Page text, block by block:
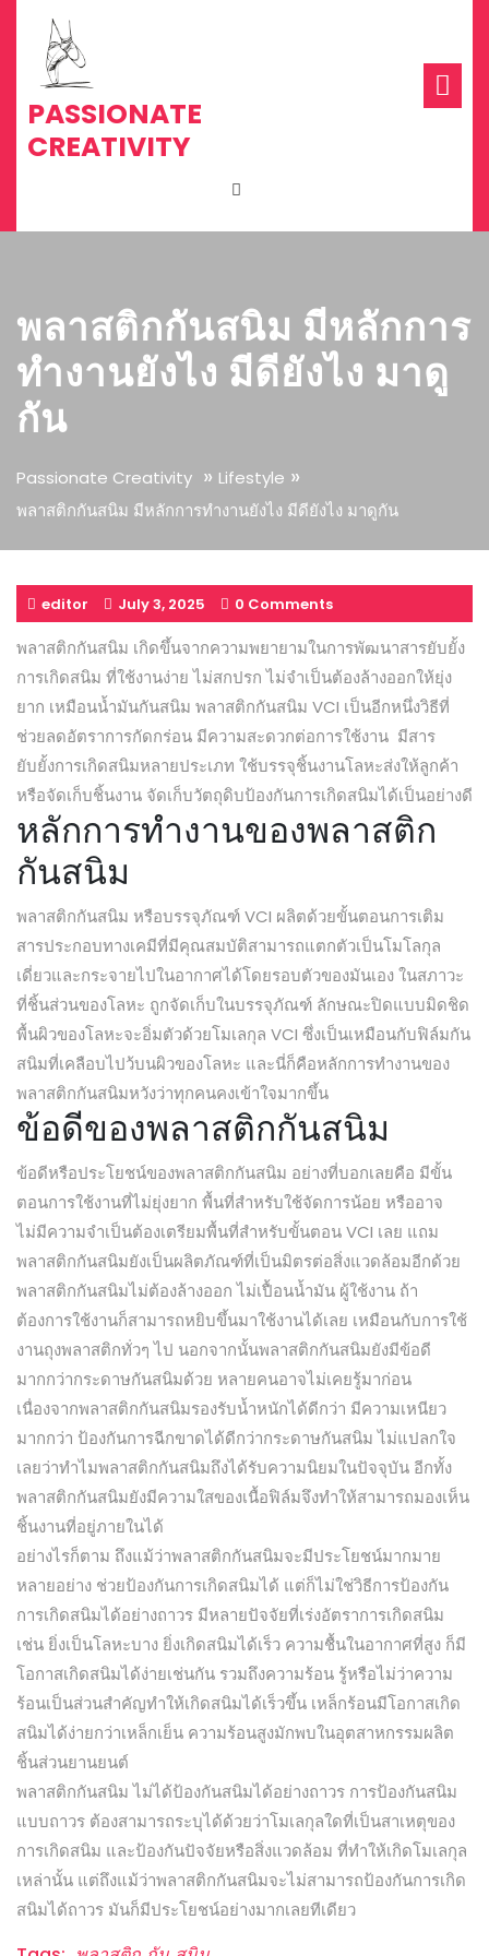
content
PASSIONATE
CREATIVITY
พลาสติกกันสนิม มีหลักการ
ทำงานยังไง มีดียังไง มาดู
กัน
Passionate Creativity » Lifestyle »
พลาสติกกันสนิม มีหลักการทำงานยังไง มีดียังไง มาดูกัน
editor July 3, 2025 0 Comments
พลาสติกกันสนิม เกิดขึ้นจากความพยายามในการพัฒนาสารยับยั้ง
การเกิดสนิม ที่ใช้งานง่าย ไม่สกปรก ไม่จำเป็นต้องล้างออกให้ยุ่ง
ยาก เหมือนน้ำมันกันสนิม พลาสติกกันสนิม VCI เป็นอีกหนึ่งวิธีที่
ช่วยลดอัตราการกัดกร่อน มีความสะดวกต่อการใช้งาน มีสาร
ยับยั้งการเกิดสนิมหลายประเภท ใช้บรรจุชิ้นงานโลหะส่งให้ลูกค้า
หรือจัดเก็บชิ้นงาน จัดเก็บวัตถุดิบป้องกันการเกิดสนิมได้เป็นอย่างดี
หลักการทำงานของพลาสติก
กันสนิม
พลาสติกกันสนิม หรือบรรจุภัณฑ์ VCI ผลิตด้วยขั้นตอนการเติม
สารประกอบทางเคมีที่มีคุณสมบัติสามารถแตกตัวเป็นโมโลกุล
เดี่ยวและกระจายไปในอากาศได้โดยรอบตัวของมันเอง ในสภาวะ
ที่ชิ้นส่วนของโลหะ ถูกจัดเก็บในบรรจุภัณฑ์ ลักษณะปิดแบบมิดชิด
พื้นผิวของโลหะจะอิ่มตัวด้วยโมเลกุล VCI ซึ่งเป็นเหมือนกับฟิล์มกัน
สนิมที่เคลือบไปว้บนผิวของโลหะ และนี่ก็คือหลักการทำงานของ
พลาสติกกันสนิมหวังว่าทุกคนคงเข้าใจมากขึ้น
ข้อดีของพลาสติกกันสนิม
ข้อดีหรือประโยชน์ของพลาสติกกันสนิม อย่างที่บอกเลยคือ มีขั้น
ตอนการใช้งานที่ไม่ยุ่งยาก พื้นที่สำหรับใช้จัดการน้อย หรืออาจ
ไม่มีความจำเป็นต้องเตรียมพื้นที่สำหรับขั้นตอน VCI เลย แถม
พลาสติกกันสนิมยังเป็นผลิตภัณฑ์ที่เป็นมิตรต่อสิ่งแวดล้อมอีกด้วย
พลาสติกกันสนิมไม่ต้องล้างออก ไม่เปื้อนน้ำมัน ผู้ใช้งาน ถ้า
ต้องการใช้งานก็สามารถหยิบขึ้นมาใช้งานได้เลย เหมือนกับการใช้
งานถุงพลาสติกทั่วๆ ไป นอกจากนั้นพลาสติกกันสนิมยังมีข้อดี
มากกว่ากระดาษกันสนิมด้วย หลายคนอาจไม่เคยรู้มาก่อน
เนื่องจากพลาสติกกันสนิมรองรับน้ำหนักได้ดีกว่า มีความเหนียว
มากกว่า ป้องกันการฉีกขาดได้ดีกว่ากระดาษกันสนิม ไม่แปลกใจ
เลยว่าทำไมพลาสติกกันสนิมถึงได้รับความนิยมในปัจจุบัน อีกทั้ง
พลาสติกกันสนิมยังมีความใสของเนื้อฟิล์มจึงทำให้สามารถมองเห็น
ชิ้นงานที่อยู่ภายในได้
อย่างไรก็ตาม ถึงแม้ว่าพลาสติกกันสนิมจะมีประโยชน์มากมาย
หลายอย่าง ช่วยป้องกันการเกิดสนิมได้ แต่ก็ไม่ใช่วิธีการป้องกัน
การเกิดสนิมได้อย่างถาวร มีหลายปัจจัยที่เร่งอัตราการเกิดสนิม
เช่น ยิ่งเป็นโลหะบาง ยิ่งเกิดสนิมได้เร็ว ความชื้นในอากาศที่สูง ก็มี
โอกาสเกิดสนิมได้ง่ายเช่นกัน รวมถึงความร้อน รู้หรือไม่ว่าความ
ร้อนเป็นส่วนสำคัญทำให้เกิดสนิมได้เร็วขึ้น เหล็กร้อนมีโอกาสเกิด
สนิมได้ง่ายกว่าเหล็กเย็น ความร้อนสูงมักพบในอุตสาหกรรมผลิต
ชิ้นส่วนยานยนต์
พลาสติกกันสนิม ไม่ได้ป้องกันสนิมได้อย่างถาวร การป้องกันสนิม
แบบถาวร ต้องสามารถระบุได้ด้วยว่าโมเลกุลใดที่เป็นสาเหตุของ
การเกิดสนิม และป้องกันปัจจัยหรือสิ่งแวดล้อม ที่ทำให้เกิดโมเลกุล
เหล่านั้น แต่ถึงแม้ว่าพลาสติกกันสนิมจะไม่สามารถป้องกันการเกิด
สนิมได้ถาวร มันก็มีประโยชน์อย่างมากเลยทีเดียว